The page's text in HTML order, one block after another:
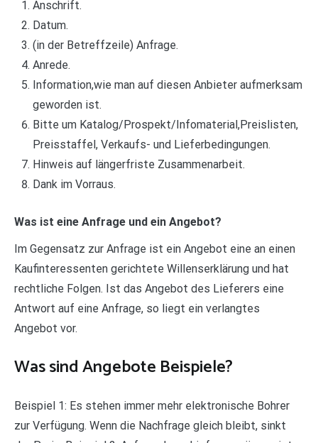
Anschrift.
Datum.
(in der Betreffzeile) Anfrage.
Anrede.
Information,wie man auf diesen Anbieter aufmerksam
geworden ist.
Bitte um Katalog/Prospekt/Infomaterial,Preislisten,
Preisstaffel, Verkaufs- und Lieferbedingungen.
Hinweis auf längerfriste Zusammenarbeit.
Dank im Vorraus.
Was ist eine Anfrage und ein Angebot?
Im Gegensatz zur Anfrage ist ein Angebot eine an einen
Kaufinteressenten gerichtete Willenserklärung und hat
rechtliche Folgen. Ist das Angebot des Lieferers eine
Antwort auf eine Anfrage, so liegt ein verlangtes
Angebot vor.
Was sind Angebote Beispiele?
Beispiel 1: Es stehen immer mehr elektronische Bohrer
zur Verfügung. Wenn die Nachfrage gleich bleibt, sinkt